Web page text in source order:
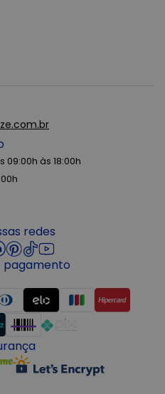
às 18:00h
redes
pagamento